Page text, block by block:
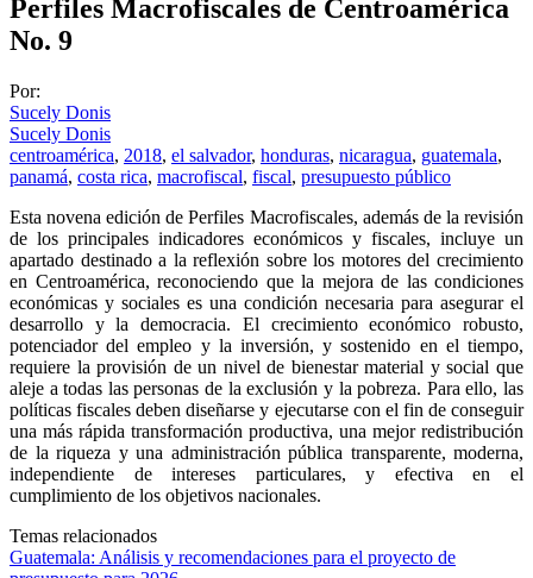
Perfiles Macrofiscales de Centroamérica
No. 9
Por:
Sucely Donis
Sucely Donis
centroamérica, 2018, el salvador, honduras, nicaragua, guatemala,
panamá, costa rica, macrofiscal, fiscal, presupuesto público
Esta novena edición de Perfiles Macrofiscales, además de la revisión
de los principales indicadores económicos y fiscales, incluye un
apartado destinado a la reflexión sobre los motores del crecimiento
en Centroamérica, reconociendo que la mejora de las condiciones
económicas y sociales es una condición necesaria para asegurar el
desarrollo y la democracia. El crecimiento económico robusto,
potenciador del empleo y la inversión, y sostenido en el tiempo,
requiere la provisión de un nivel de bienestar material y social que
aleje a todas las personas de la exclusión y la pobreza. Para ello, las
políticas fiscales deben diseñarse y ejecutarse con el fin de conseguir
una más rápida transformación productiva, una mejor redistribución
de la riqueza y una administración pública transparente, moderna,
independiente de intereses particulares, y efectiva en el
cumplimiento de los objetivos nacionales.
Temas relacionados
Guatemala: Análisis y recomendaciones para el proyecto de